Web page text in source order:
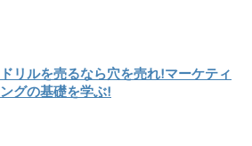
ドリルを売るなら穴を売れ!マーケティ
ングの基礎を学ぶ!